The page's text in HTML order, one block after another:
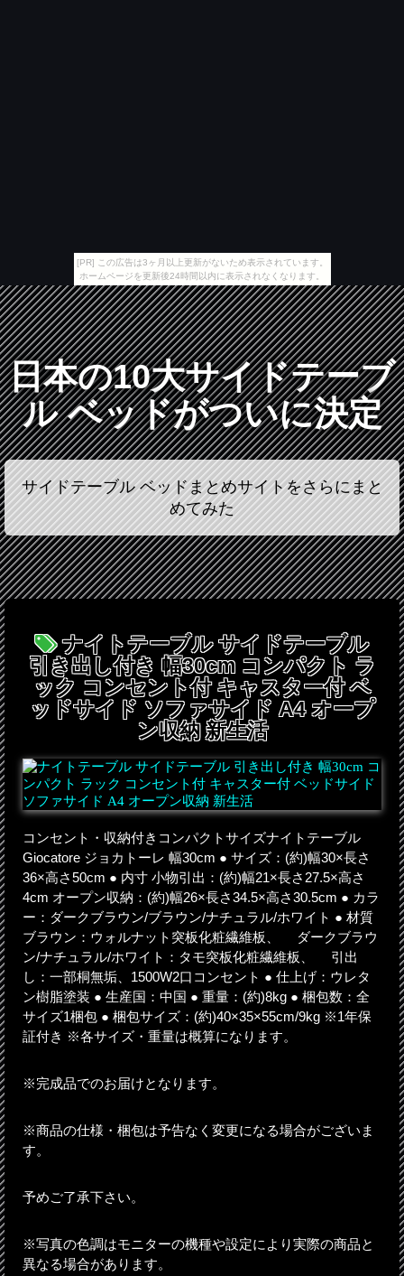
[PR] この広告は3ヶ月以上更新がないため表示されています。
ホームページを更新後24時間以内に表示されなくなります。
日本の10大サイドテーブ
ル ベッドがついに決定
サイドテーブル ベッドまとめサイトをさらにまと
めてみた
ナイトテーブル サイドテーブル
引き出し付き 幅30cm コンパクト ラ
ック コンセント付 キャスター付 ベ
ッドサイド ソファサイド A4 オープ
ン収納 新生活
コンセント・収納付きコンパクトサイズナイトテーブル
Giocatore ジョカトーレ 幅30cm ● サイズ：(約)幅30×長さ
36×高さ50cm ● 内寸 小物引出：(約)幅21×長さ27.5×高さ
4cm オープン収納：(約)幅26×長さ34.5×高さ30.5cm ● カラ
ー：ダークブラウン/ブラウン/ナチュラル/ホワイト ● 材質
ブラウン：ウォルナット突板化粧繊維板、 ダークブラウ
ン/ナチュラル/ホワイト：タモ突板化粧繊維板、 引出
し：一部桐無垢、1500W2口コンセント ● 仕上げ：ウレタ
ン樹脂塗装 ● 生産国：中国 ● 重量：(約)8kg ● 梱包数：全
サイズ1梱包 ● 梱包サイズ：(約)40×35×55cm/9kg ※1年保
証付き ※各サイズ・重量は概算になります。
※完成品でのお届けとなります。
※商品の仕様・梱包は予告なく変更になる場合がございま
す。
予めご了承下さい。
※写真の色調はモニターの機種や設定により実際の商品と
異なる場合があります。